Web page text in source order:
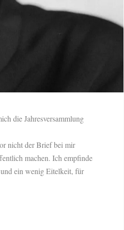
die Jahresversammlung
nicht der Brief bei mir
machen. Ich empfinde
ein wenig Eitelkeit, für